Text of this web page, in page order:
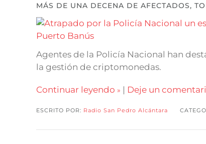
MÁS DE UNA DECENA DE AFECTADOS,
Agentes de la Policía Nacional han
la gestión de criptomonedas.
Continuar leyendo | Deje un
ESCRITO POR: Radio San Pedro Alcántara